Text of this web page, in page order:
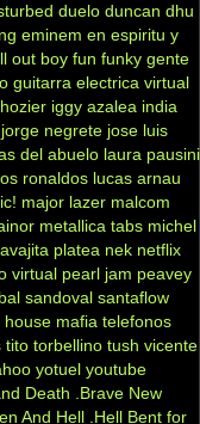
duelo duncan dhu
eminem en espiritu y
out boy fun funky gente
guitarra electrica virtual
hozier iggy azalea india
jorge negrete jose luis
del abuelo laura pausini
ronaldos lucas arnau
major lazer malcom
metallica tabs michel
platea nek netflix
virtual pearl jam peavey
sandoval santaflow
house mafia telefonos
tito torbellino tush vicente
yotuel youtube
Death
.Brave New
And Hell .Hell Bent for